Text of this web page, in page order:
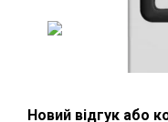
Новий відгук або